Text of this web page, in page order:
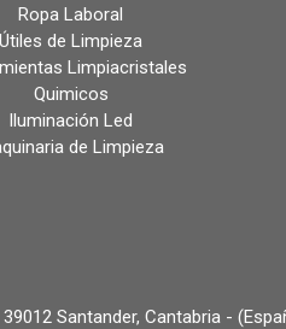
Ropa Laboral
Útiles de Limpieza
Limpiacristales
Quimicos
Iluminación Led
de Limpieza
Santander, Cantabria -